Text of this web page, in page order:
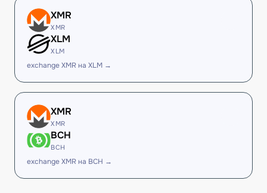
XMR
XMR
XLM
XLM
exchange XMR на XLM →
XMR
XMR
BCH
BCH
exchange XMR на BCH →